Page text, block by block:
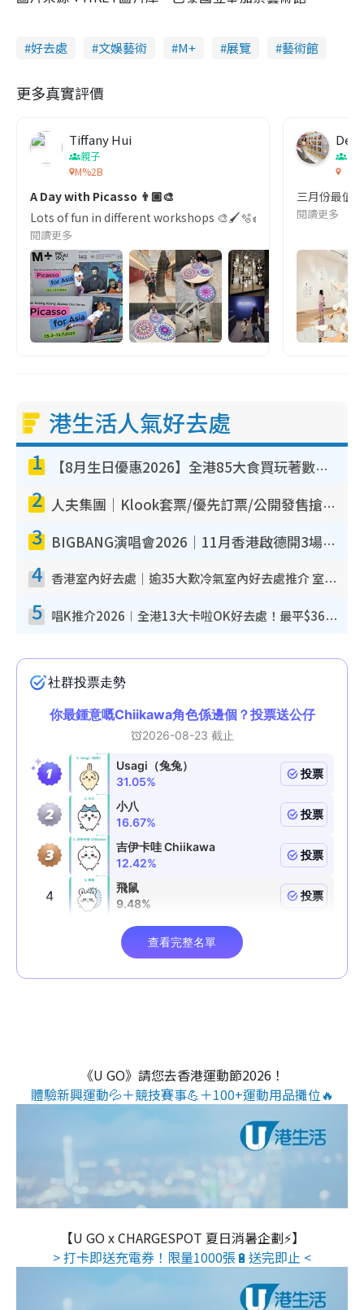
好去處 文娛藝術 M+ 展覽 藝術館
更多真實評價
Tiffany Hui
親子
M%2B
A Day with Picasso 👨🏽‍🎨
Lots of fun in different workshops 🎨🖌🫧🧽 @mplusmuseum
閱讀更多
「李
三月份最值
閱讀更多
港生活人氣好去處
1 【8月生日優惠2026】全港85大食買玩著數攻略 自助餐/火鍋放題同行免費＋誠品/DONKI送現金券
2 人夫集團｜Klook套票/優先訂票/公開發售搶飛攻略！附票價.購票連結.場地座位表
3 BIGBANG演唱會2026｜11月香港啟德開3場！實名制VIP申請、優先購票攻略
4 香港室內好去處｜逾35大歎冷氣室內好去處推介 室內活動免費避雨無懼落雨
5 唱K推介2026︱全港13大卡啦OK好去處！最平$36起 日文K都有！(附地址+收費詳情)
《U GO》請您去香港運動節2026！
體驗新興運動💦＋競技賽事💪＋100+運動用品攤位🔥
【U GO x CHARGESPOT 夏日消暑企劃⚡】
> 打卡即送充電券！限量1000張🔋送完即止 <